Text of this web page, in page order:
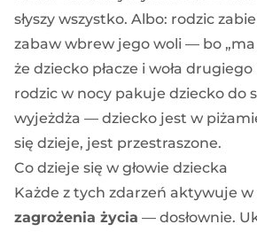
słyszy wszystko. Albo: rodzic
zabaw wbrew jego woli — bo
że dziecko płacze i woła
rodzic w nocy pakuje dziecko do
wyjeżdża — dziecko jest w
się dzieje, jest przestraszone.
Co dzieje się w głowie dziecka
Każde z tych zdarzeń aktywuje w
zagrożenia życia — dosłownie.